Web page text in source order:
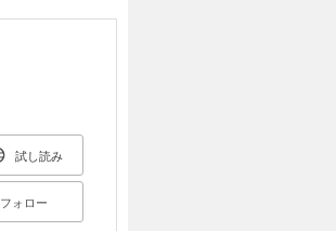
試し読み
フォロー